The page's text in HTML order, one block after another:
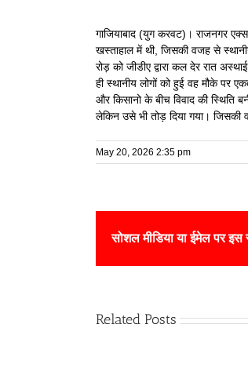
गाजियाबाद (युग करवट)। राजनगर
खस्ताहाल में थी, जिसकी वजह से
रोड़ को जीडीए द्वारा कल देर रात
ही स्थानीय लोगों को हुई वह मौके पर
और किसानो के बीच विवाद की स्थिति
लेकिन उसे भी तोड़ दिया गया। जिसकी
May 20, 2026 2:35 pm
सोशल मीडिया या ईमेल पर इस
Related Posts